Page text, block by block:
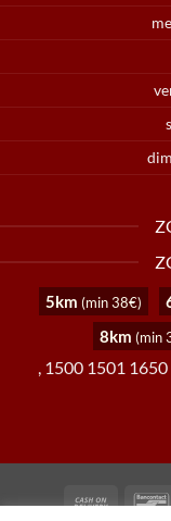
5km (min 38€)
8km (min
, 1500 1501
Cash